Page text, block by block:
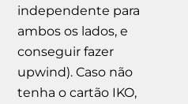
independente para
ambos os lados, e
conseguir fazer
upwind). Caso não
tenha o cartão IKO,